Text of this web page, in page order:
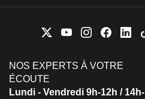
NOS EXPERTS À VOTRE
ÉCOUTE
Lundi - Vendredi 9h-12h / 14h-